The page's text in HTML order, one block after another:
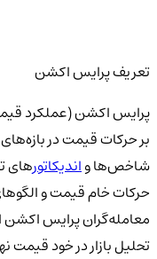
تعریف پرایس اکشن
پرایس اکشن (عملکرد
بر حرکات قیمت در
شاخص‌ها واندیکاتورهای
حرکات خام قیمت و
معامله‌گران پرایس اکشن
تحلیل بازار در خود قیمت